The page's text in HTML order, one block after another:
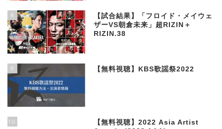
8
【試合結果】「フロイド・メイウェ
ザーVS朝倉未来」超RIZIN＋
RIZIN.38
9 【無料視聴】KBS歌謡祭2022
10
【無料視聴】2022 Asia Artist